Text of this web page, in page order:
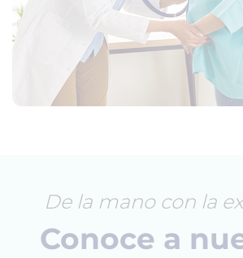
De la mano con la
Conoce a